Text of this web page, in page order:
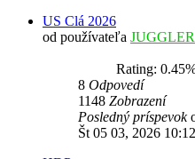
US Clá 2026
od používateľa JUGGLER
Rating:
8 Odpovedí
1148 Zobrazení
Posledný príspevok
Št 05 03, 2026